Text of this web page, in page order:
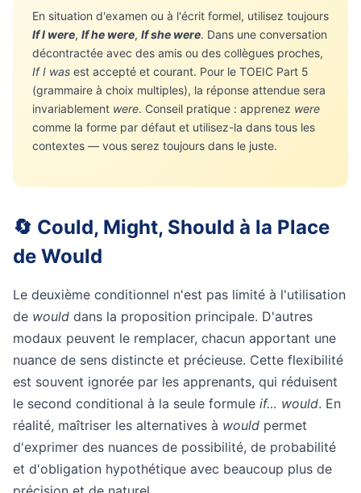
En situation d'examen ou à l'écrit formel, utilisez toujours
If I were, If he were, If she were. Dans une conversation
décontractée avec des amis ou des collègues proches,
If I was est accepté et courant. Pour le TOEIC Part 5
(grammaire à choix multiples), la réponse attendue sera
invariablement were. Conseil pratique : apprenez were
comme la forme par défaut et utilisez-la dans tous les
contextes — vous serez toujours dans le juste.
🔄 Could, Might, Should à la Place
de Would
Le deuxième conditionnel n'est pas limité à l'utilisation
de would dans la proposition principale. D'autres
modaux peuvent le remplacer, chacun apportant une
nuance de sens distincte et précieuse. Cette flexibilité
est souvent ignorée par les apprenants, qui réduisent
le second conditional à la seule formule if… would. En
réalité, maîtriser les alternatives à would permet
d'exprimer des nuances de possibilité, de probabilité
et d'obligation hypothétique avec beaucoup plus de